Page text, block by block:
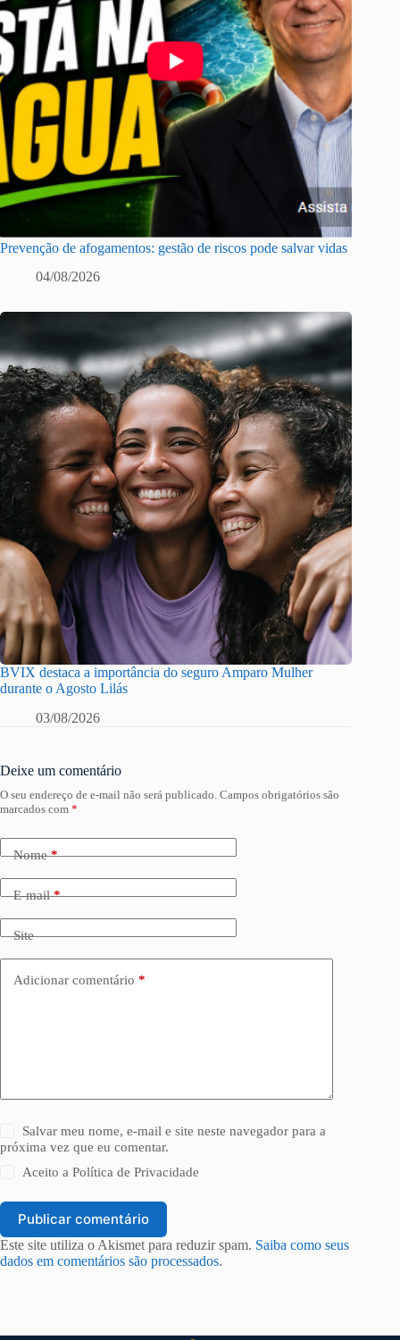
Prevenção de afogamentos: gestão de riscos pode salvar vidas
04/08/2026
BVIX destaca a importância do seguro Amparo Mulher
durante o Agosto Lilás
03/08/2026
Deixe um comentário
O seu endereço de e-mail não será publicado. Campos obrigatórios são
marcados com *
Nome*
E-mail*
Site
Adicionar comentário *
Salvar meu nome, e-mail e site neste navegador para a
próxima vez que eu comentar.
Aceito aPolítica de Privacidade
Publicar comentário
Este site utiliza o Akismet para reduzir spam. Saiba como seus
dados em comentários são processados.